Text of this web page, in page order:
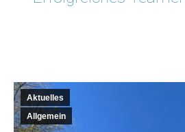
Aktuelles
Allgemein